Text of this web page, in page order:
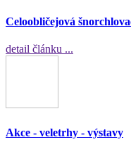
Celoobličejová
detail článku ...
Akce - veletrhy - výstavy